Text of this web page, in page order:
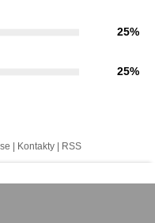
25%
25%
Kontakty RSS